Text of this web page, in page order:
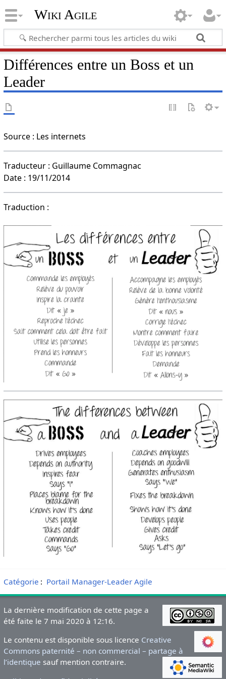
Wiki Agile
Différences entre un Boss et un
Leader
Source : Les internets
Traducteur : Guillaume Commagnac
Date : 19/11/2014
Traduction :
Catégorie : Portail Manager-Leader Agile
La dernière modification de cette page a
été faite le 7 mai 2020 à 12:16.
Le contenu est disponible sous licence Creative
Commons paternité – non commercial – partage à
l’identique sauf mention contraire.